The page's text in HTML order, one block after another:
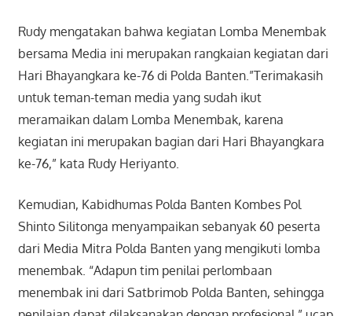
Rudy mengatakan bahwa kegiatan Lomba Menembak
bersama Media ini merupakan rangkaian kegiatan dari
Hari Bhayangkara ke-76 di Polda Banten.”Terimakasih
untuk teman-teman media yang sudah ikut
meramaikan dalam Lomba Menembak, karena
kegiatan ini merupakan bagian dari Hari Bhayangkara
ke-76,” kata Rudy Heriyanto.
Kemudian, Kabidhumas Polda Banten Kombes Pol
Shinto Silitonga menyampaikan sebanyak 60 peserta
dari Media Mitra Polda Banten yang mengikuti lomba
menembak. “Adapun tim penilai perlombaan
menembak ini dari Satbrimob Polda Banten, sehingga